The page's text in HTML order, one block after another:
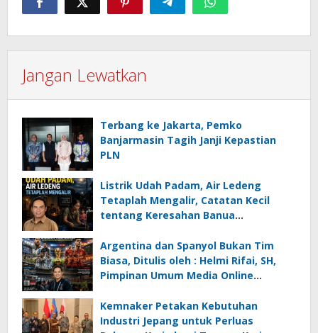
Jangan Lewatkan
Terbang ke Jakarta, Pemko
Banjarmasin Tagih Janji Kepastian
PLN
Listrik Udah Padam, Air Ledeng
Tetaplah Mengalir, Catatan Kecil
tentang Keresahan Banua
Ancaman Lingkungan, Oleh : Helmi
Rifai, SH
Argentina dan Spanyol Bukan Tim
Biasa, Ditulis oleh : Helmi Rifai, SH,
Pimpinan Umum Media Online
Kemnaker Petakan Kebutuhan
Industri Jepang untuk Perluas